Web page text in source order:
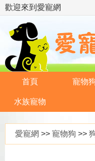
歡迎來到愛寵網
首頁 寵物
水族寵物
愛寵網 >> 寵物狗 >>